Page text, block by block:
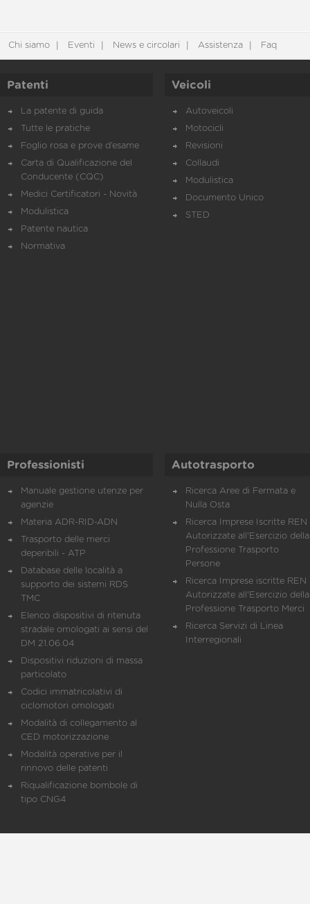
Chi siamo Eventi News e circolari Assistenza Faq
Patenti
La patente di guida
Tutte le pratiche
Foglio rosa e prove d’esame
Carta di Qualificazione del
Conducente (CQC)
Medici Certificatori - Novità
Modulistica
Patente nautica
Normativa
Veicoli
Autoveicoli
Motocicli
Revisioni
Collaudi
Modulistica
Documento Unico
STED
Professionisti
Manuale gestione utenze per
agenzie
Materia ADR-RID-ADN
Trasporto delle merci
deperibili - ATP
Database delle località a
supporto dei sistemi RDS
TMC
Elenco dispositivi di ritenuta
stradale omologati ai sensi del
DM 21.06.04
Dispositivi riduzioni di massa
particolato
Codici immatricolativi di
ciclomotori omologati
Modalità di collegamento al
CED motorizzazione
Modalità operative per il
rinnovo delle patenti
Riqualificazione bombole di
tipo CNG4
Autotrasporto
Ricerca Aree di Fermata e
Nulla Osta
Ricerca Imprese Iscritte REN
Autorizzate all'Esercizio della
Professione Trasporto
Persone
Ricerca Imprese iscritte REN
Autorizzate all'Esercizio della
Professione Trasporto Merci
Ricerca Servizi di Linea
Interregionali